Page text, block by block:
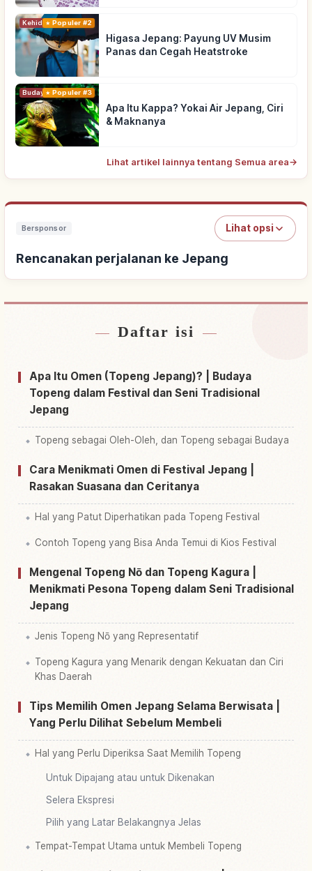
KehidupanPopuler #2
Higasa Jepang: Payung UV Musim
Panas dan Cegah Heatstroke
Budaya Tradisional
Populer #3
Apa Itu Kappa? Yokai Air Jepang, Ciri
& Maknanya
Lihat artikel lainnya tentang Semua area→
Bersponsor Lihat opsi
Rencanakan perjalanan ke Jepang
Cari penginapan dekat Jepang
Cari aktivitas di Jepang ↗
Daftar isi
Apa Itu Omen (Topeng Jepang)? | Budaya
Topeng dalam Festival dan Seni Tradisional
Jepang
Topeng sebagai Oleh-Oleh, dan Topeng sebagai Budaya
Cara Menikmati Omen di Festival Jepang |
Rasakan Suasana dan Ceritanya
Hal yang Patut Diperhatikan pada Topeng Festival
Contoh Topeng yang Bisa Anda Temui di Kios Festival
Mengenal Topeng Nō dan Topeng Kagura |
Menikmati Pesona Topeng dalam Seni Tradisional
Jepang
Jenis Topeng Nō yang Representatif
Topeng Kagura yang Menarik dengan Kekuatan dan Ciri
Khas Daerah
Tips Memilih Omen Jepang Selama Berwisata |
Yang Perlu Dilihat Sebelum Membeli
Hal yang Perlu Diperiksa Saat Memilih Topeng
Untuk Dipajang atau untuk Dikenakan
Selera Ekspresi
Pilih yang Latar Belakangnya Jelas
Tempat-Tempat Utama untuk Membeli Topeng